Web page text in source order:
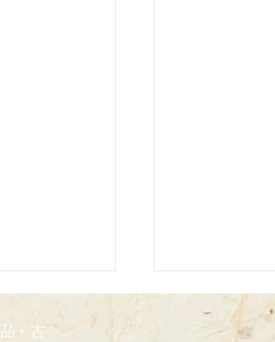
2026/1/26
・古